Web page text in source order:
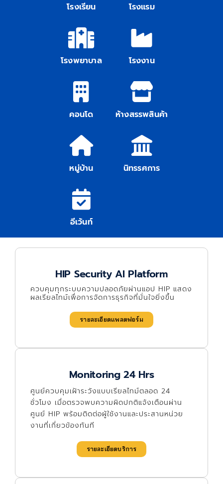
โรงเรียน โรงแรม
โรงพยาบาล โรงงาน
คอนโด ห้างสรรพสินค้า
หมู่บ้าน นิทรรศการ
อีเว้นท์
HIP Security AI Platform
ควบคุมทุกระบบความปลอดภัยผ่านแอป HIP แสดง
ผลเรียลไทม์เพื่อการจัดการธุรกิจที่มั่นใจยิ่งขึ้น
รายละเอียดแพลตฟอร์ม
Monitoring 24 Hrs
ศูนย์ควบคุมเฝ้าระวังแบบเรียลไทม์ตลอด 24
ชั่วโมง เมื่อตรวจพบความผิดปกติแจ้งเตือนผ่าน
ศูนย์ HIP พร้อมติดต่อผู้ใช้งานและประสานหน่วย
งานที่เกี่ยวข้องทันที
รายละเอียดบริการ